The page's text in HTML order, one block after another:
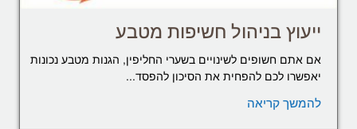
ייעוץ בניהול חשיפות מטבע
אם אתם חשופים לשינויים בשערי החליפין, הגנות מטבע נכונות
יאפשרו לכם להפחית את הסיכון להפסד...
להמשך קריאה